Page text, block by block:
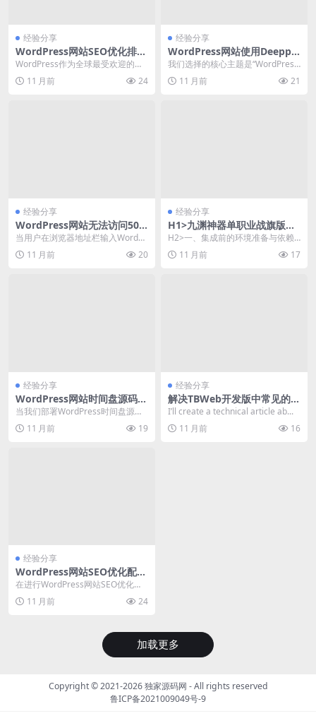
经验分享
WordPress网站SEO优化排名
提升教程
WordPress作为全球最受欢迎的内
容管理系统之一，其SEO优化能力
备受关注。...
11 月前 24
经验分享
WordPress网站使用Deepps
eek插件实现SEO自动优化配
置教程
我们选择的核心主题是“WordPress
网站使用Deeppseek插件实现SE
O... 11 月前 21
经验分享
WordPress网站无法访问500
错误排查与解决
当用户在浏览器地址栏输入WordPr
ess网站地址后，服务器返回500内
部服务器...
11 月前 20
经验分享
H1>九渊神器单职业战旗版W
ordPress集成教程与性能优化
实践
H2>一、集成前的环境准备与依赖
确认 在开始九渊神器单职业战旗版
与Word...
11 月前 17
经验分享
WordPress网站时间盘源码冲
突解决与性能优化配置实践
当我们部署WordPress时间盘源码
到生产环境时，可能会遇到多种冲
突问题，例如...
11 月前 19
经验分享
解决TBWeb开发版中常见的5
00错误与数据库连接问题
I’ll create a technical article ab...
11 月前
16
经验分享
WordPress网站SEO优化配置
与常见错误排查
在进行WordPress网站SEO优化配
置时，用户常遇到404页面错误、S
EO插...11 月前 24
加载更多
Copyright © 2021-2026独家源码网 - All rights reserved
鲁ICP备2021009049号-9